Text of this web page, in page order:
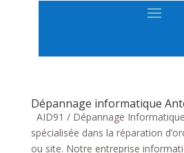
Dépannage informatique
AID91 / Dépannage
spécialisée dans la réparation
ou site. Notre entreprise